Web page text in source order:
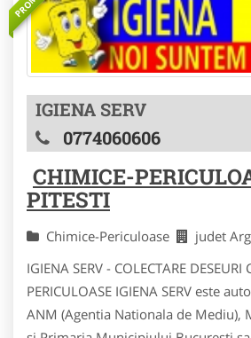
IGIENA SERV
0774060606
CHIMICE-
PITESTI
Chimice-Periculoase judet
IGIENA SERV - COLECTARE DESEURI
PERICULOASE IGIENA SERV este
ANM (Agentia Nationala de Mediu),